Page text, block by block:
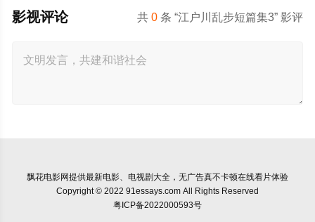
共0 条 “江户川乱步短篇集3” 影评
影视评论
飘花电影网提供最新电影、电视剧大全，无广告真不卡顿在线看片体验
Copyright © 2022 91essays.com All Rights Reserved
粤ICP备2022000593号